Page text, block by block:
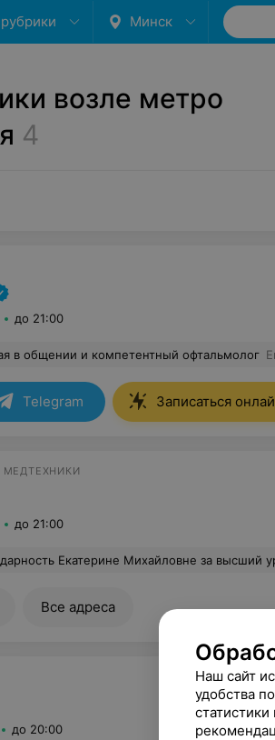
Минск
возле метро
4
до 21:00
в общении и компетентный офтальмолог
Telegram Записаться
МЕДТЕХНИКИ
до 21:00
за высший уровень обслуживания, профессионализм и доступное объяснение на
Все адреса
до 20:00
Наш сайт
удобства